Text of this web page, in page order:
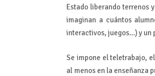
Estado liberando terrenos
imaginan a cuántos
interactivos, juegos…) y un
Se impone el teletrabajo,
al menos en la enseñanza